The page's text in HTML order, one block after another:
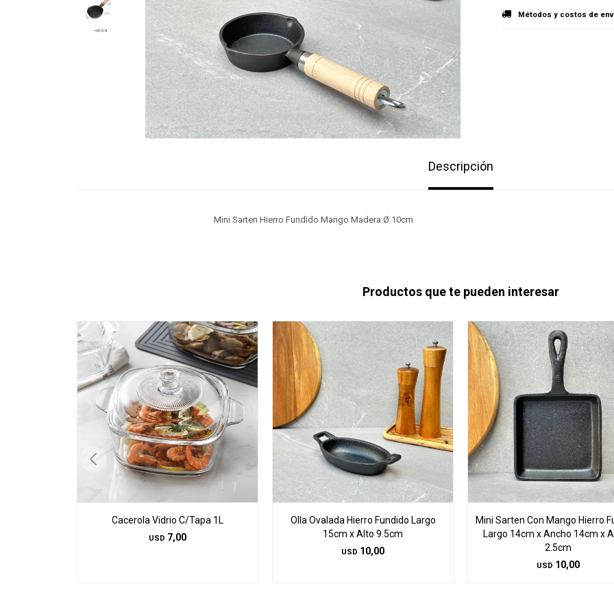
Métodos y costos de
Descripción
Mini Sarten Hierro Fundido Mango Madera Ø 10cm
Productos que te pueden interesar
Cacerola Vidrio C/Tapa 1L
USD 7,00
Olla Ovalada Hierro Fundido Largo
15cm x Alto 9.5cm
USD 10,00
Mini Sarten Con Mango Hierro
Largo 14cm x Ancho 14cm x
2.5cm
USD 10,00